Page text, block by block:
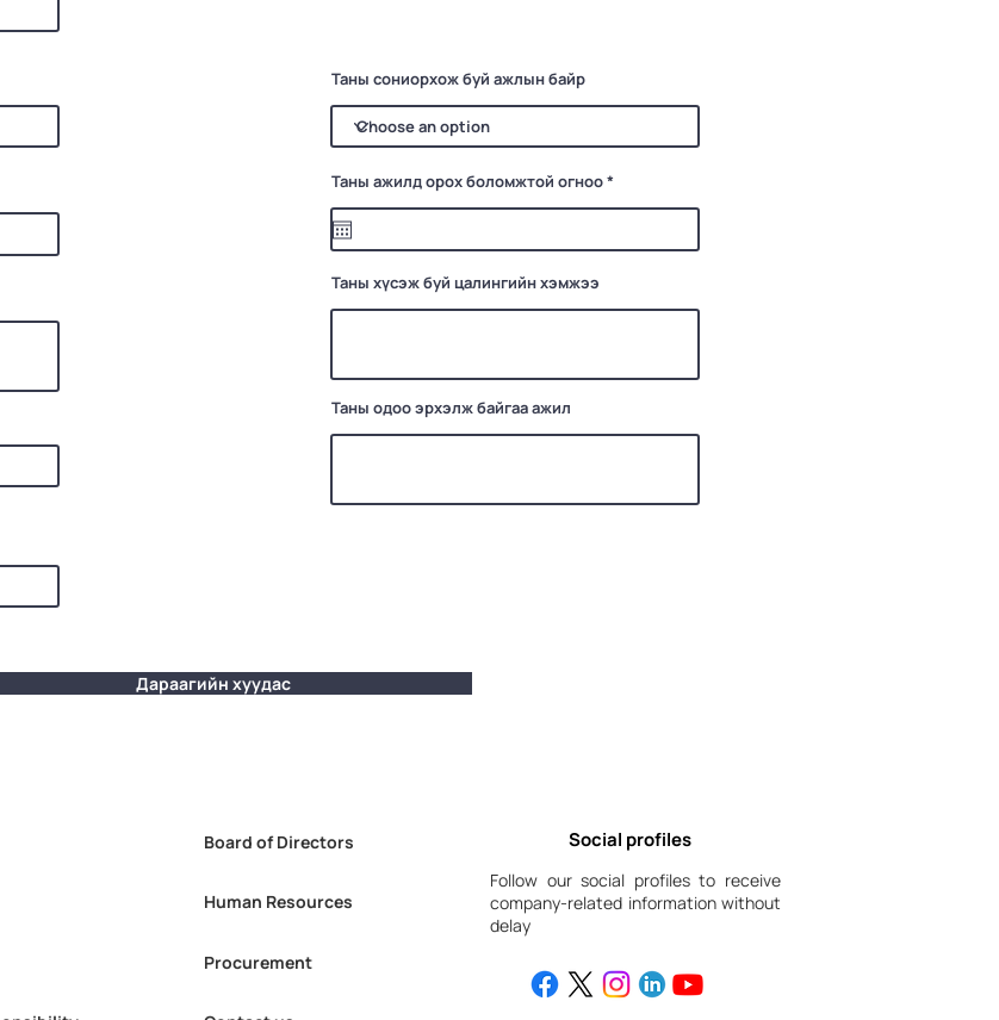
Таны сониорхож буй ажлын байр
Таны ажилд орох боломжтой огноо*
q
r
Таны хүсэж буй цалингийн хэмжээ
Таны одоо эрхэлж байгаа ажил
Дараагийн хуудас
Board of Directors
Human Resources
Procurement
Social profiles
Follow our social profiles to receive
company-related information without
delay